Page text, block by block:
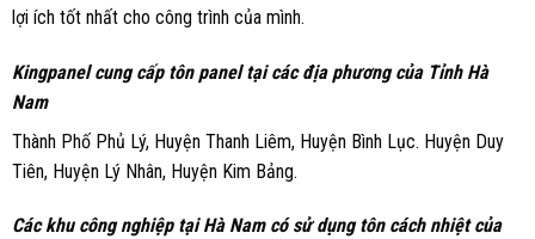
lợi ích tốt nhất cho công trình của mình.
Kingpanel cung cấp tôn panel tại các địa phương của Tỉnh Hà
Nam
Thành Phố Phủ Lý, Huyện Thanh Liêm, Huyện Bình Lục. Huyện Duy
Tiên, Huyện Lý Nhân, Huyện Kim Bảng.
Các khu công nghiệp tại Hà Nam có sử dụng tôn cách nhiệt của